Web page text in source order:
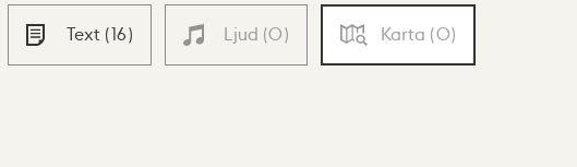
Text (16) Ljud (0) Karta (0)